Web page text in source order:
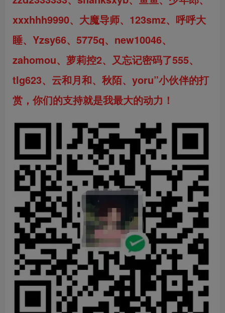
xxxhhh9990、 大魔导师、123smz、呼呼大
睡、Yzsy66、5775q、new10046、
zahomou、萝莉控2、又忘记密码了555、
tlg623、云和月和、秋陌、 yoru”小伙伴的打
赏，你们的支持就是我最大的动力！